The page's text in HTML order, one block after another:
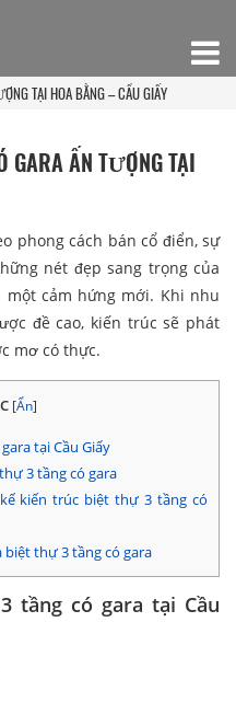
TẠI HOA BẰNG – CẦU GIẤY
GARA ẤN TƯỢNG TẠI
phong cách bán cổ điển, sự
nét đẹp sang trọng của
cảm hứng mới. Khi nhu
đề cao, kiến trúc sẽ phát
mơ có thực.
[Ẩn]
tại Cầu Giấy
3 tầng có gara
kiến trúc biệt thự 3 tầng có
thự 3 tầng có gara
tầng có gara tại Cầu